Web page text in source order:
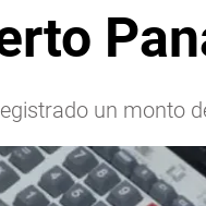
un monto